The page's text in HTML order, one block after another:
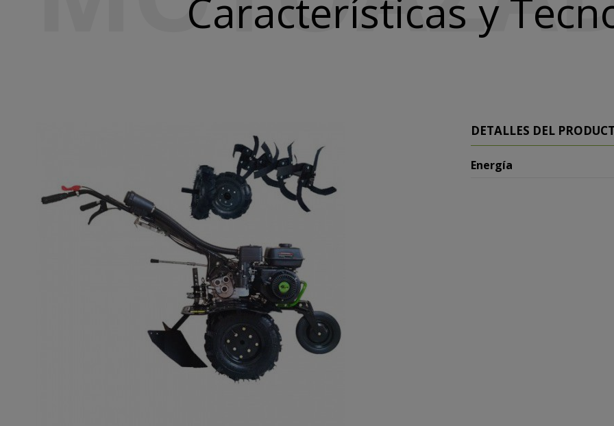
Características y
DETALLES DEL
Energía